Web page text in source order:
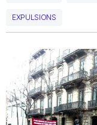
EXPULSIONS